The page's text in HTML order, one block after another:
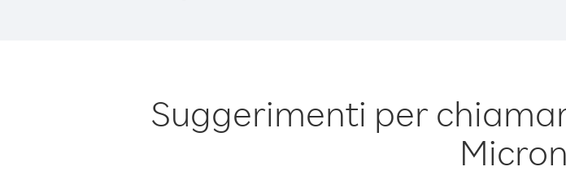
Suggerimenti per